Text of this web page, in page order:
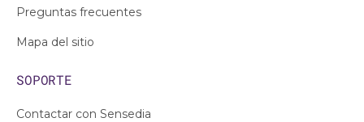
Preguntas frecuentes
Mapa del sitio
SOPORTE
Contactar con Sensedia